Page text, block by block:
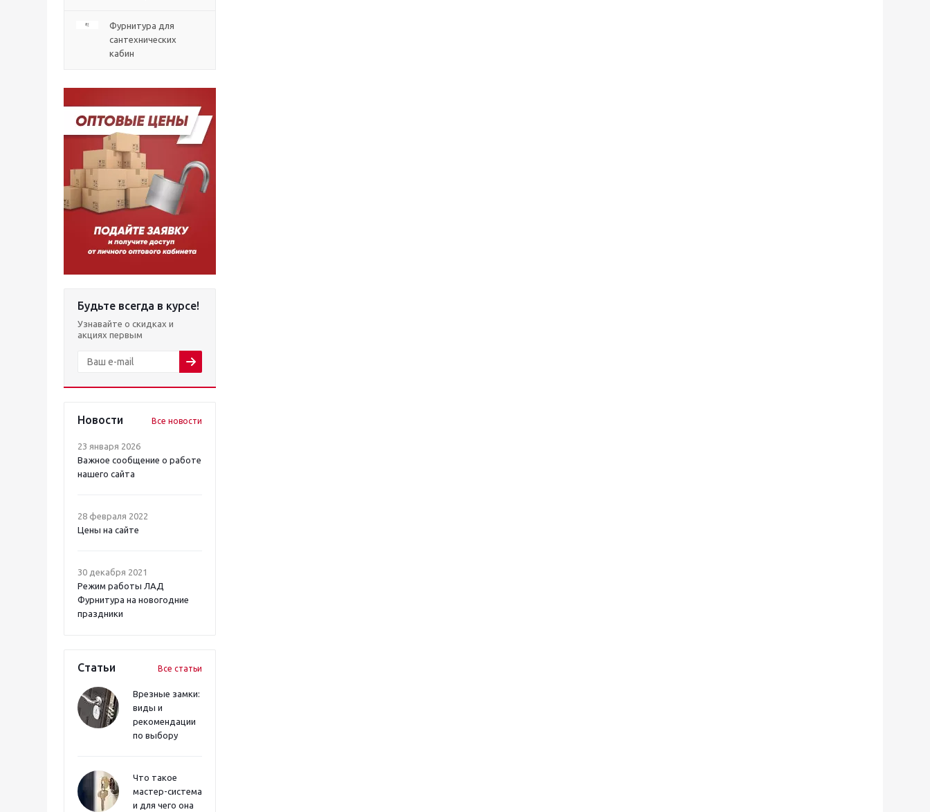
Фурнитура для
сантехнических
кабин
Будьте всегда в курсе!
Узнавайте о скидках и
акциях первым
Новости Все новости
23 января 2026
Важное сообщение о работе
нашего сайта
28 февраля 2022
Цены на сайте
30 декабря 2021
Режим работы ЛАД
Фурнитура на новогодние
праздники
Статьи Все статьи
Врезные замки:
виды и
рекомендации
по выбору
Что такое
мастер-система
и для чего она